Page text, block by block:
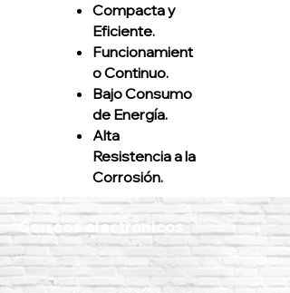
Compacta y
Eficiente.
Funcionamient
o Continuo.
Bajo Consumo
de Energía.
Alta
Resistencia a la
Corrosión.
Correos electrónicos